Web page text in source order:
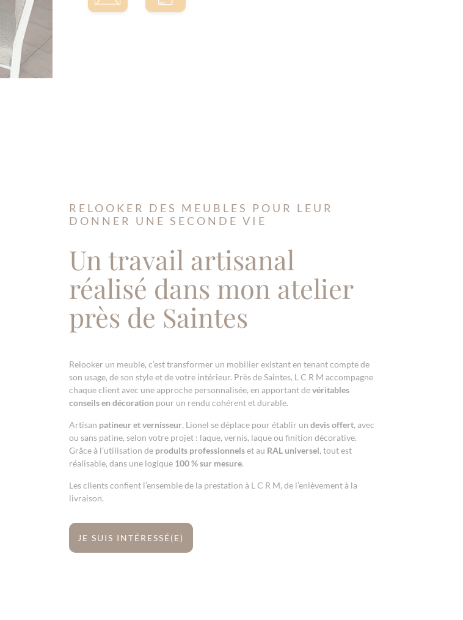
RELOOKER DES MEUBLES POUR LEUR
DONNER UNE SECONDE VIE
Un travail artisanal
réalisé dans mon atelier
près de Saintes
Relooker un meuble, c’est transformer un mobilier existant en tenant compte de
son usage, de son style et de votre intérieur. Près de Saintes, L C R M accompagne
chaque client avec une approche personnalisée, en apportant devéritables
conseils en décoration pour un rendu cohérent et durable.
Artisan patineur et vernisseur, Lionel se déplace pour établir un devis offert, avec
ou sans patine, selon votre projet : laque, vernis, laque ou finition décorative.
Grâce à l’utilisation de produits professionnelset au RAL universel, tout est
réalisable, dans une logique 100 % sur mesure.
Les clients confient l’ensemble de la prestation à L C R M, de l’enlèvement à la
livraison.
JE SUIS INTÉRESSÉ(E)